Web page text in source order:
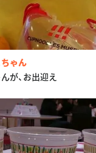
ゃん
が、お出迎え